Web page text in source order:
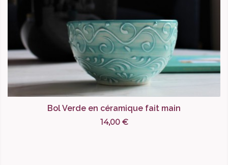
Bol Verde en céramique fait main
14,00 €